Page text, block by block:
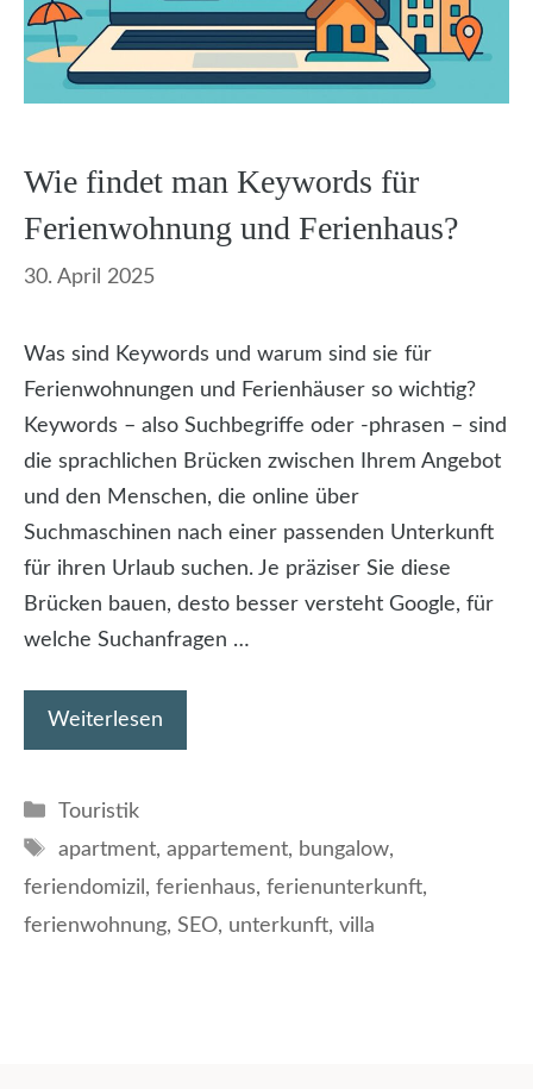
Wie findet man Keywords für
Ferienwohnung und Ferienhaus?
30. April 2025
Was sind Keywords und warum sind sie für
Ferienwohnungen und Ferienhäuser so wichtig?
Keywords – also Suchbegriffe oder -phrasen – sind
die sprachlichen Brücken zwischen Ihrem Angebot
und den Menschen, die online über
Suchmaschinen nach einer passenden Unterkunft
für ihren Urlaub suchen. Je präziser Sie diese
Brücken bauen, desto besser versteht Google, für
welche Suchanfragen …
Weiterlesen
Kategorien
Touristik
Schlagwörter
apartment, appartement, bungalow,
feriendomizil , ferienhaus, ferienunterkunft,
ferienwohnung, SEO, unterkunft, villa